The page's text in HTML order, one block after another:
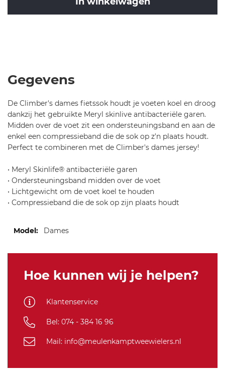
Sock
Gegevens
De Climber's dames fietssok houdt je voeten koel en droog
dankzij het gebruikte Meryl skinlive antibacteriële garen.
Midden over de voet zit een ondersteuningsband en aan de
enkel een compressieband die de sok op z'n plaats houdt.
Perfect te combineren met de Climber's dames jersey!
• Meryl Skinlife® antibacteriële garen
• Ondersteuningsband midden over de voet
• Lichtgewicht om de voet koel te houden
• Compressieband die de sok op zijn plaats houdt
informatie Dames
Hoe kunnen wij je helpen?
Klantenservice
Bel: 074 - 384 16 96
Mail: info@meulenkamptweewielers.nl